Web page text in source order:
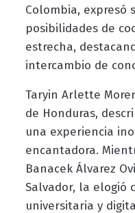
Colombia, expresó
posibilidades de
estrecha,
intercambio de
Taryin Arlette
de Honduras,
una experiencia
encantadora.
Banacek Álvarez
Salvador, la elogió
universitaria y